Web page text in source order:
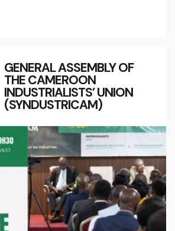
GENERAL ASSEMBLY OF
THE CAMEROON
INDUSTRIALISTS’ UNION
(SYNDUSTRICAM)